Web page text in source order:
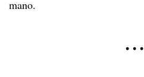
mano.
• • •